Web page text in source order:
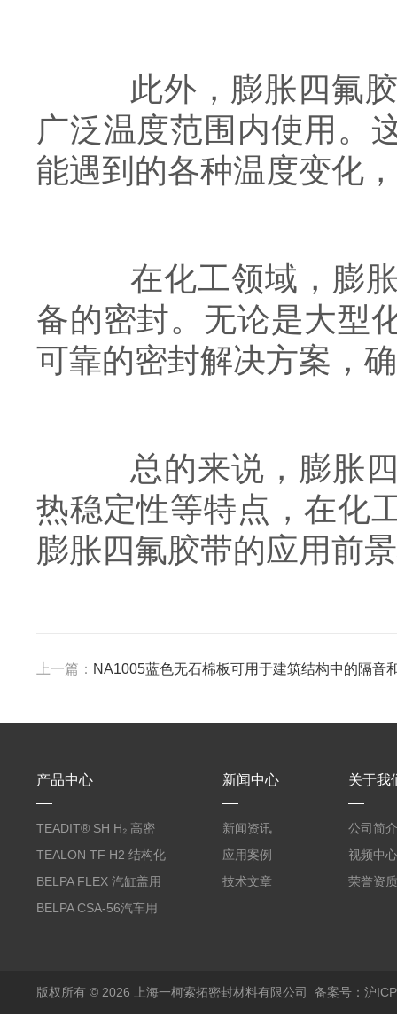
此外，膨胀四氟胶
广泛温度范围内使用。
能遇到的各种温度变化
在化工领域，膨胀
备的密封。无论是大型
可靠的密封解决方案，
总的来说，膨胀四
热稳定性等特点，在化
膨胀四氟胶带的应用前
上一篇： NA1005蓝色无石棉板可用于建筑结构中的隔音
产品中心
TEADIT® SH H₂ 高密
度纯PTFE垫片
TEALON TF H2 结构化
PTFE垫片
BELPA FLEX 汽缸盖用
无石棉金属增强密封垫
BELPA CSA-56汽车用
新闻中心
新闻资讯
应用案例
技术文章
关于我
公司简介
视频中心
荣誉资质
版权所有 © 2026 上海一柯索拓密封材料有限公司 备案号：沪